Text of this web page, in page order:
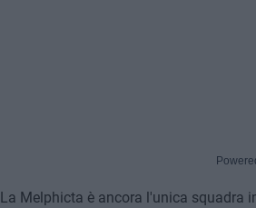
La Melphicta è ancora l'unica squadra